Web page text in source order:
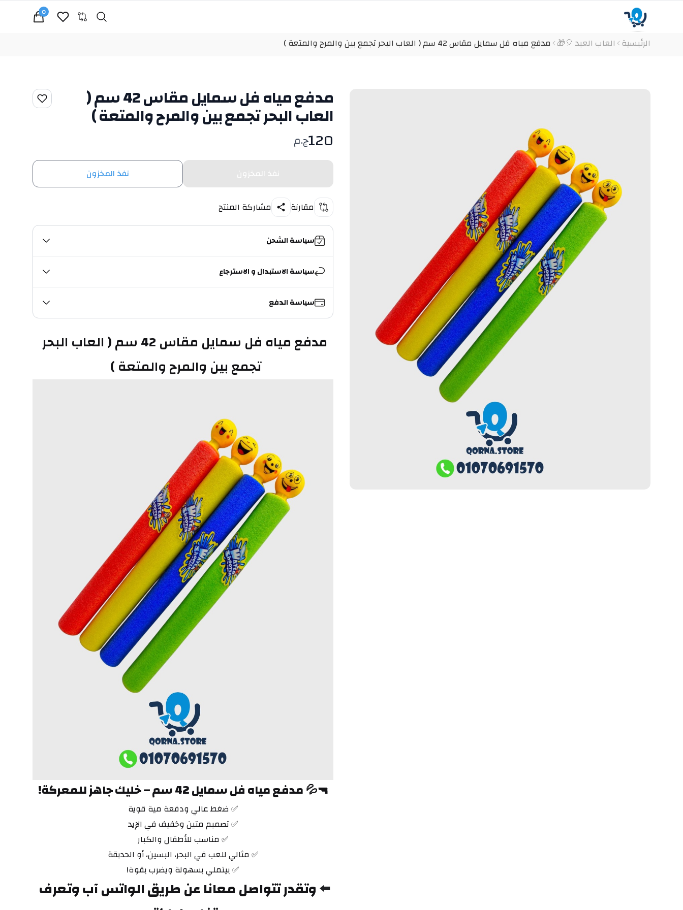
Search
0
view bag
الرئيسية العاب العيد 🎈🎁 مدفع مياه فل سمايل مقاس 42 سم ( العاب البحر تجمع بين والمرح والمتعة )
مدفع مياه فل سمايل مقاس 42 سم (
العاب البحر تجمع بين والمرح والمتعة )
120ج.م
نفذ المخزون نفذ المخزون
مقارنة مشاركة المنتج
سياسة الشحن
سياسة الاستبدال و الاسترجاع
سياسة الدفع
تجمع بين والمرح والمتعة )
🔫💦 مدفع مياه فل سمايل 42 سم – خليك جاهز للمعركة!
✅ ضغط عالي ودفعة مية قوية
✅ تصميم متين وخفيف في الإيد
✅ مناسب للأطفال والكبار
✅ مثالي للعب في البحر، البسين، أو الحديقة
✅ بيتملي بسهولة ويضرب بقوة!
⬅️